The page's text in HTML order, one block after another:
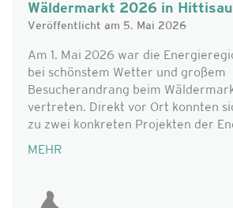
Wäldermarkt 2026 in Hittisau
Veröffentlicht am 5. Mai 2026
Am 1. Mai 2026 war die
bei schönstem Wetter und großem
Besucherandrang beim
vertreten. Direkt vor Ort konnten
zu zwei konkreten Projekten der
MEHR